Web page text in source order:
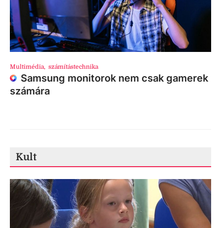
Multimédia, számítástechnika
Samsung monitorok nem csak gamerek
számára
Kult